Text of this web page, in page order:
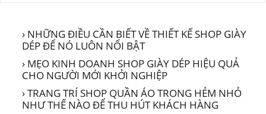
› NHỮNG ĐIỀU CẦN BIẾT VỀ THIẾT KẾ SHOP GIÀY
DÉP ĐỂ NÓ LUÔN NỔI BẬT
› MẸO KINH DOANH SHOP GIÀY DÉP HIỆU QUẢ
CHO NGƯỜI MỚI KHỞI NGHIỆP
› TRANG TRÍ SHOP QUẦN ÁO TRONG HẺM NHỎ
NHƯ THẾ NÀO ĐỂ THU HÚT KHÁCH HÀNG